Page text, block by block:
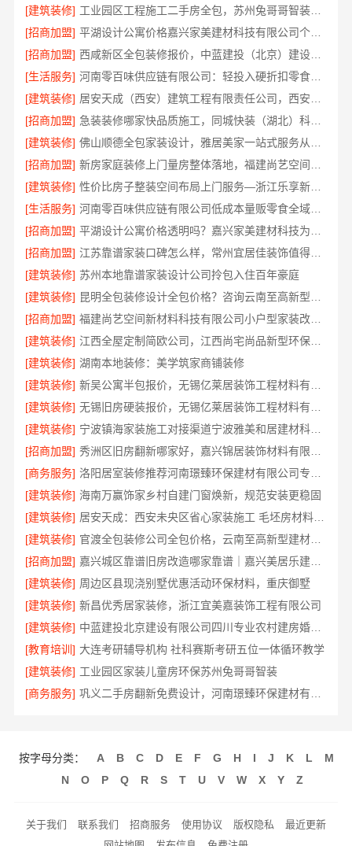
[建筑装修]
工业园区工程施工二手房全包，苏州兔哥哥智装新材料有限公司一站式服务
[招商加盟]
平湖设计公寓价格嘉兴家美建材科技有限公司个性化全案设计
[招商加盟]
西咸新区全包装修报价，中蓝建投（北京）建设有限公司武功分公司
[生活服务]
河南零百味供应链有限公司：轻投入硬折扣零食铺低风险经营
[建筑装修]
[招商加盟]
急装装修哪家快品质施工，同城快装（湖北）科技有限公司省心靠谱
[建筑装修]
[招商加盟]
[建筑装修]
性价比房子整装空间布局上门服务—浙江乐享新材料有限公司
[生活服务]
河南零百味供应链有限公司低成本量贩零食全域盈利
[招商加盟]
[招商加盟]
江苏靠谱家装口碑怎么样，常州宜居佳装饰值得信赖
[建筑装修] 苏州本地靠谱家装设计公司拎包入住百年豪庭
[建筑装修]
[招商加盟]
福建尚艺空间新材料科技有限公司小户型家装改造口碑优选报价
[建筑装修]
江西全屋定制简欧公司，江西尚宅尚品新型环保材料有限公司专业服务
[建筑装修] 湖南本地装修：美学筑家商铺装修
[建筑装修]
[建筑装修]
[建筑装修]
宁波镇海家装施工对接渠道宁波雅美和居建材科技有限公司
[招商加盟]
[商务服务]
[建筑装修] 海南万赢饰家乡村自建门窗焕新，规范安装更稳固
[建筑装修]
居安天成：西安未央区省心家装施工 毛坯房材料靠谱
[建筑装修]
官渡全包装修公司全包价格，云南至高新型建材有限公司
[招商加盟]
嘉兴城区靠谱旧房改造哪家靠谱｜嘉兴美居乐建材科技有限公司
[建筑装修] 周边区县现浇别墅优惠活动环保材料，重庆御墅
[建筑装修] 新昌优秀居家装修，浙江宜美嘉装饰工程有限公司
[建筑装修]
中蓝建投北京建设有限公司四川专业农村建房婚房布置
[教育培训] 大连考研辅导机构 社科赛斯考研五位一体循环教学
[建筑装修] 工业园区家装儿童房环保苏州兔哥哥智装
[商务服务]
按字母分类： A B C D E F G H I J K L
M
N
O P Q R S T U V W X Y Z
关于我们 联系我们 招商服务 使用协议 版权隐私
最近更新